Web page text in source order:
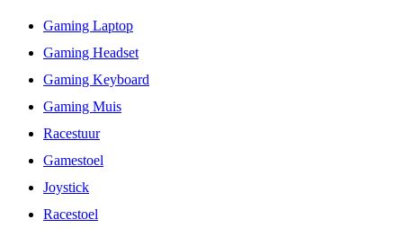
Gaming Laptop
Gaming Headset
Gaming Keyboard
Gaming Muis
Racestuur
Gamestoel
Joystick
Racestoel